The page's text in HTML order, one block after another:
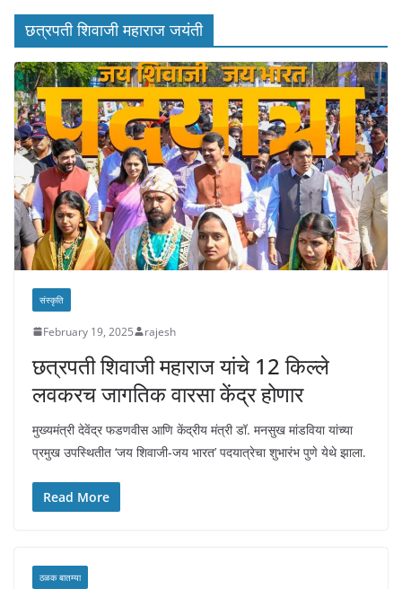
छत्रपती शिवाजी महाराज जयंती
संस्कृति
February 19, 2025 rajesh
छत्रपती शिवाजी महाराज यांचे 12 किल्ले
लवकरच जागतिक वारसा केंद्र होणार
मुख्यमंत्री देवेंद्र फडणवीस आणि केंद्रीय मंत्री डॉ. मनसुख मांडविया यांच्या
प्रमुख उपस्थितीत ‘जय शिवाजी-जय भारत’ पदयात्रेचा शुभारंभ पुणे येथे झाला.
Read More
ठळक बातम्या